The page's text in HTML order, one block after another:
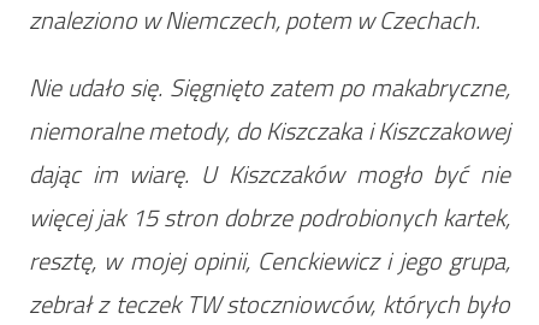
znaleziono w Niemczech, potem w Czechach.
Nie udało się. Sięgnięto zatem po makabryczne,
niemoralne metody, do Kiszczaka i Kiszczakowej
dając im wiarę. U Kiszczaków mogło być nie
więcej jak 15 stron dobrze podrobionych kartek,
resztę, w mojej opinii, Cenckiewicz i jego grupa,
zebrał z teczek TW stoczniowców, których było